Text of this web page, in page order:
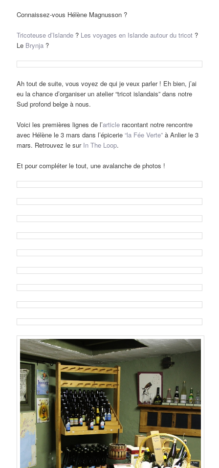
Connaissez-vous Hélène Magnusson ?
Tricoteuse d’Islande ? Les voyages en Islande autour du tricot ?
Le Brynja ?
Ah tout de suite, vous voyez de qui je veux parler ! Eh bien, j’ai
eu la chance d’organiser un atelier “tricot islandais” dans notre
Sud profond belge à nous.
Voici les premières lignes de l’article racontant notre rencontre
avec Hélène le 3 mars dans l’épicerie“la Fée Verte” à Anlier le 3
mars. Retrouvez le sur In The Loop.
Et pour compléter le tout, une avalanche de photos !